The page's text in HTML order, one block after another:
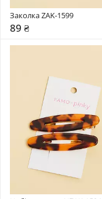
Заколка ZAK-1599
89 ₴